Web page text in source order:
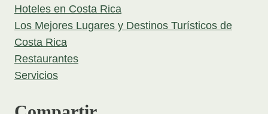
Hoteles en Costa Rica
Los Mejores Lugares y Destinos Turísticos de
Costa Rica
Restaurantes
Servicios